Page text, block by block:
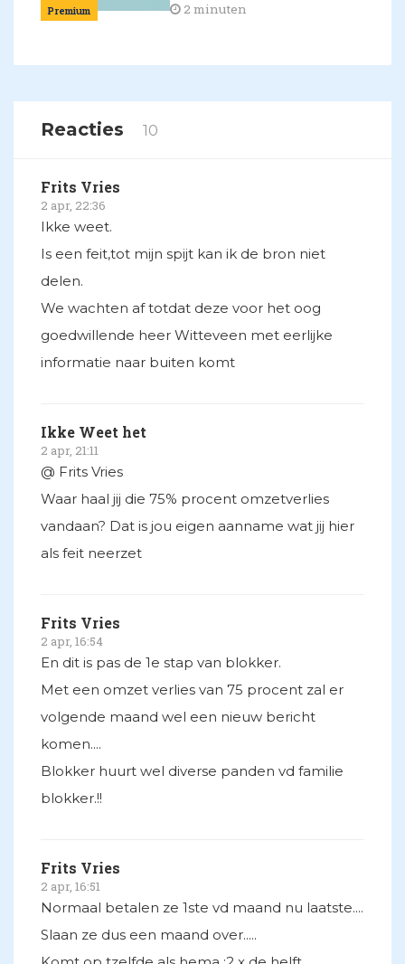
Premium 2 minuten
Reacties 10
Frits Vries
2 apr, 22:36
Ikke weet.
Is een feit,tot mijn spijt kan ik de bron niet
delen.
We wachten af totdat deze voor het oog
goedwillende heer Witteveen met eerlijke
informatie naar buiten komt
Ikke Weet het
2 apr, 21:11
@ Frits Vries
Waar haal jij die 75% procent omzetverlies
vandaan? Dat is jou eigen aanname wat jij hier
als feit neerzet
Frits Vries
2 apr, 16:54
En dit is pas de 1e stap van blokker.
Met een omzet verlies van 75 procent zal er
volgende maand wel een nieuw bericht
komen....
Blokker huurt wel diverse panden vd familie
blokker.!!
Frits Vries
2 apr, 16:51
Normaal betalen ze 1ste vd maand nu laatste....
Slaan ze dus een maand over.....